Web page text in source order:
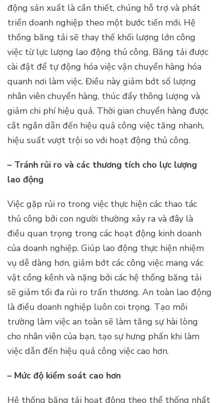
động sản xuất là cần thiết, chúng hỗ trợ và phát
triển doanh nghiệp theo một bước tiến mới. Hệ
thống băng tải sẽ thay thế khối lượng lớn công
việc từ lực lượng lao động thủ công. Băng tải được
cài đật để tự động hóa việc vận chuyển hàng hóa
quanh nơi làm việc. Điều này giảm bớt số lượng
nhân viên chuyển hàng, thúc đẩy thông lượng và
giảm chi phí hiệu quả. Thời gian chuyển hàng được
cắt ngắn dẫn đến hiệu quả công việc tăng nhanh,
hiệu suất vượt trội so với hoạt động thủ công.
– Tránh rủi ro và các thương tích cho lực lượng
lao động
Việc gặp rủi ro trong việc thực hiện các thao tác
thủ công bởi con người thường xảy ra và đây là
điều quan trọng trong các hoạt động kinh doanh
của doanh nghiệp. Giúp lao động thực hiện nhiệm
vụ dễ dàng hơn, giảm bớt các công việc mang vác
vật cồng kềnh và nặng bởi các hệ thống băng tải
sẽ giảm tối đa rủi ro trấn thương. An toàn lao động
là điều doanh nghiệp luôn coi trọng. Tạo môi
trường làm việc an toàn sẽ làm tăng sự hài lòng
cho nhân viên của bạn, tạo sự hưng phấn khi làm
việc dẫn đến hiệu quả công việc cao hơn.
– Mức độ kiểm soát cao hơn
Hệ thống băng tải hoạt động theo thể thống nhất